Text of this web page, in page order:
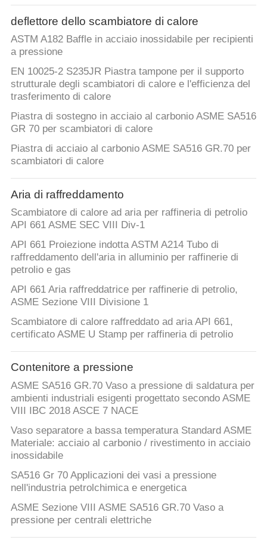
deflettore dello scambiatore di calore
ASTM A182 Baffle in acciaio inossidabile per recipienti
a pressione
EN 10025-2 S235JR Piastra tampone per il supporto
strutturale degli scambiatori di calore e l'efficienza del
trasferimento di calore
Piastra di sostegno in acciaio al carbonio ASME SA516
GR 70 per scambiatori di calore
Piastra di acciaio al carbonio ASME SA516 GR.70 per
scambiatori di calore
Aria di raffreddamento
Scambiatore di calore ad aria per raffineria di petrolio
API 661 ASME SEC VIII Div-1
API 661 Proiezione indotta ASTM A214 Tubo di
raffreddamento dell'aria in alluminio per raffinerie di
petrolio e gas
API 661 Aria raffreddatrice per raffinerie di petrolio,
ASME Sezione VIII Divisione 1
Scambiatore di calore raffreddato ad aria API 661,
certificato ASME U Stamp per raffineria di petrolio
Contenitore a pressione
ASME SA516 GR.70 Vaso a pressione di saldatura per
ambienti industriali esigenti progettato secondo ASME
VIII IBC 2018 ASCE 7 NACE
Vaso separatore a bassa temperatura Standard ASME
Materiale: acciaio al carbonio / rivestimento in acciaio
inossidabile
SA516 Gr 70 Applicazioni dei vasi a pressione
nell'industria petrolchimica e energetica
ASME Sezione VIII ASME SA516 GR.70 Vaso a
pressione per centrali elettriche